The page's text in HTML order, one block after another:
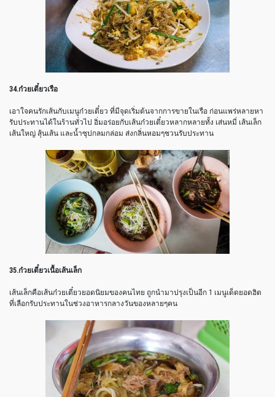
34.ก๋วยเตี๋ยวเรือ
เอาใจคนรักเส้นกับเมนูก๋วยเตี๋ยว ที่มีจุดเริ่มต้นจากการขายในเรือ ก่อนแพร่หลายหา
รับประทานได้ในร้านทั่วไป อิ่มอร่อยกับเส้นก๋วยเตี๋ยวหลากหลายทั้ง เส่นหมี่ เส้นเล็ก
เส้นใหญ่ สุ้นเส้น และน้ำซุปกลมกล่อม ส่งกลิ่นหอมๆชวนรับประทาน
35.ก๋วยเตี๋ยวเนื้อเส้นเล็ก
เส้นเล็กคือเส้นก๋วยเตี๋ยวยอดนิยมของคนไทย ถูกนำมาปรุงเป็นอีก 1 เมนูเด็ดยอดฮิต
ที่เลือกรับประทานในช่วงอาหารกลางวันของหลายๆคน